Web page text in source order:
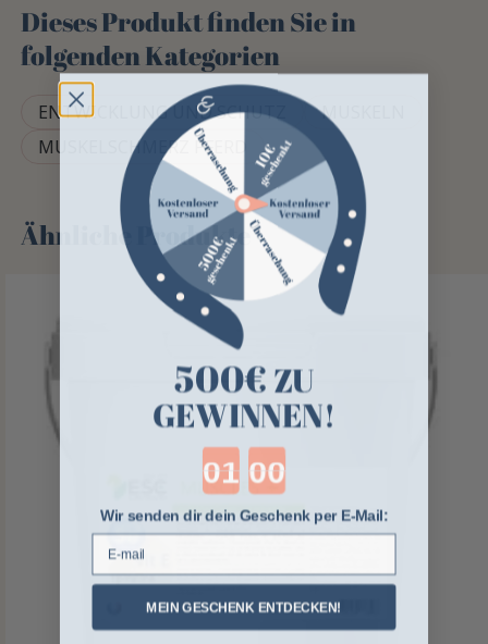
Dieses Produkt finden Sie in
folgenden Kategorien
ENTWICKLUNG UND SCHUTZ
MUSKELN
MUSKELSCHMERZ PFERD
Ähnliche Produkte
500€ ZU
GEWINNEN!
Countdown ends in:
Wir senden dir dein Geschenk per E-Mail:
E-mail
MEIN GESCHENK ENTDECKEN!